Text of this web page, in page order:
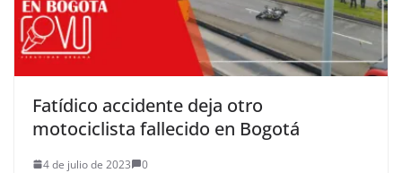
Fatídico accidente deja otro
motociclista fallecido en Bogotá
4 de julio de 2023 0